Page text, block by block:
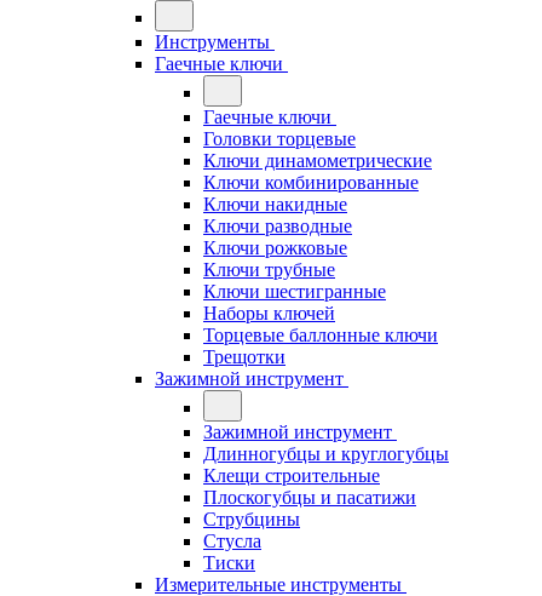
Инструменты
Гаечные ключи
Гаечные ключи
Головки торцевые
Ключи динамометрические
Ключи комбинированные
Ключи накидные
Ключи разводные
Ключи рожковые
Ключи трубные
Ключи шестигранные
Наборы ключей
Торцевые баллонные ключи
Трещотки
Зажимной инструмент
Зажимной инструмент
Длинногубцы и круглогубцы
Клещи строительные
Плоскогубцы и пасатижи
Струбцины
Стусла
Тиски
Измерительные инструменты